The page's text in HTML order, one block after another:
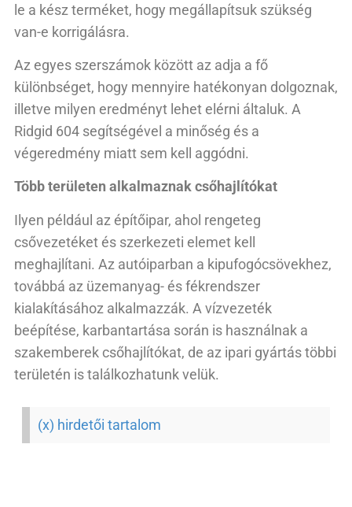
le a kész terméket, hogy megállapítsuk szükség
van-e korrigálásra.
Az egyes szerszámok között az adja a fő
különbséget, hogy mennyire hatékonyan dolgoznak,
illetve milyen eredményt lehet elérni általuk. A
Ridgid 604 segítségével a minőség és a
végeredmény miatt sem kell aggódni.
Több területen alkalmaznak csőhajlítókat
Ilyen például az építőipar, ahol rengeteg
csővezetéket és szerkezeti elemet kell
meghajlítani. Az autóiparban a kipufogócsövekhez,
továbbá az üzemanyag- és fékrendszer
kialakításához alkalmazzák. A vízvezeték
beépítése, karbantartása során is használnak a
szakemberek csőhajlítókat, de az ipari gyártás többi
területén is találkozhatunk velük.
(x) hirdetői tartalom